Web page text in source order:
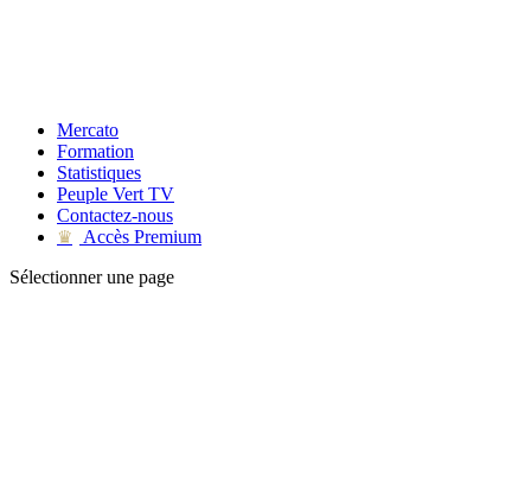
Mercato
Formation
Statistiques
Peuple Vert TV
Contactez-nous
♛
Accès Premium
Sélectionner une page